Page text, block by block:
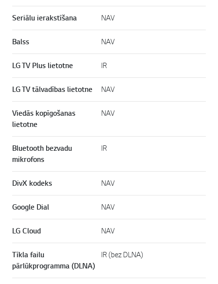
Seriālu ierakstīšana NAV
Balss NAV
LG TV Plus lietotne IR
LG TV tālvadības lietotne NAV
Viedās kopīgošanas
lietotne
NAV
Bluetooth bezvadu
mikrofons
IR
DivX kodeks NAV
Google Dial NAV
LG Cloud NAV
Tīkla failu
pārlūkprogramma (DLNA)
IR (bez DLNA)